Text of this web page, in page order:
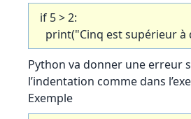
if 5 > 2:
print("Cinq est supérieur à
Python va donner une erreur
l’indentation comme dans
Exemple